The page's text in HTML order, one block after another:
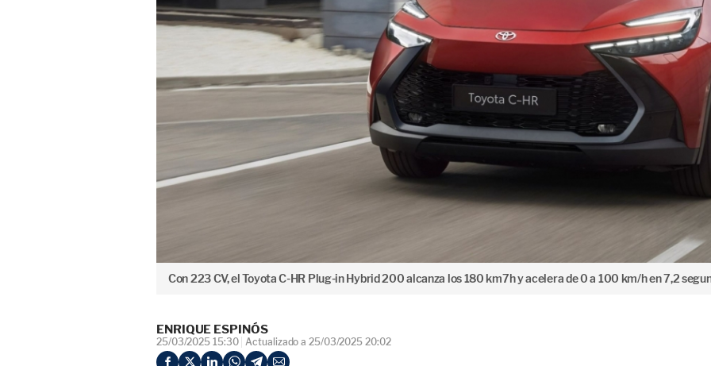
Con 223 CV, el Toyota C-HR Plug-in Hybrid 200 alcanza los 180 km7h y acelera de 0 a 100 km/h en 7,2
ENRIQUE ESPINÓS
25/03/2025 15:30 Actualizado a 25/03/2025 20:02